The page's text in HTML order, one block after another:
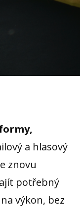
a hlasový
znovu
potřebný
výkon, bez